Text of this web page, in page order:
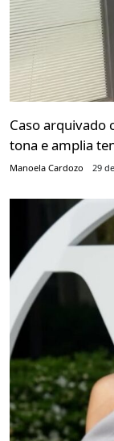
Caso arquivado
tona e amplia
Manoela Cardozo 29